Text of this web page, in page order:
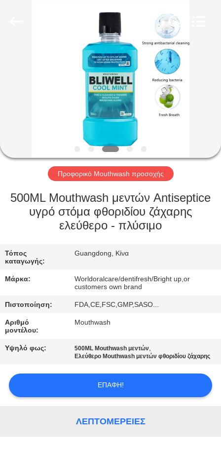
ΠΕΡΊΠΟΥ
ΕΜΕΊΣ
ΓΎΡΟΣ
ΕΡΓΟΣΤΑΣΊΩΝ
ΈΛΕΓΧΟΣ
ΜΑΣ
ΕΛΆΤΕ
ΣΕ
ΕΠΑΦΉ
ΜΕ
ΖΗΤΉΣΤΕ
ΈΝΑ
ΑΠΌΣΠΑΣΜΑ
Προφορικό Mouthwash προσοχής
500ML Mouthwash μεντών Antiseptice
υγρό στόμα φθοριδίου ζάχαρης
ελεύθερο - πλύσιμο
Τόπος
καταγωγής:
Guangdong, Κίνα
Μάρκα:
Worldoralcare/dentifresh/Bright up,or
customers own brand
Πιστοποίηση: FDA,CE,FSC,GMP,SASO...
Αριθμό
μοντέλου:
Mouthwash
Υψηλό φως: 500ML Mouthwash μεντών,
Ελεύθερο Mouthwash μεντών φθοριδίου ζάχαρης
ΕΠΑΦΉ!
ΛΕΠΤΟΜΈΡΕΙΕΣ